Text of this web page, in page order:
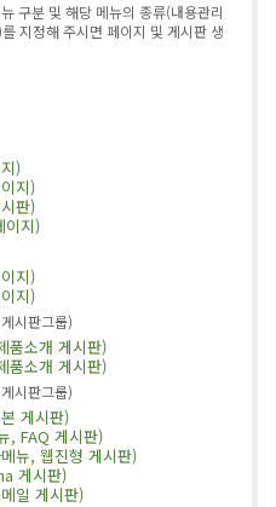
구분 및 해당 메뉴의 종류(내용관리
지정해 주시면 페이지 및 게시판 생
)
지)
판)
이지)
지)
지)
시판그룹)
품소개 게시판)
품소개 게시판)
시판그룹)
게시판)
, FAQ 게시판)
뉴, 웹진형 게시판)
게시판)
일 게시판)